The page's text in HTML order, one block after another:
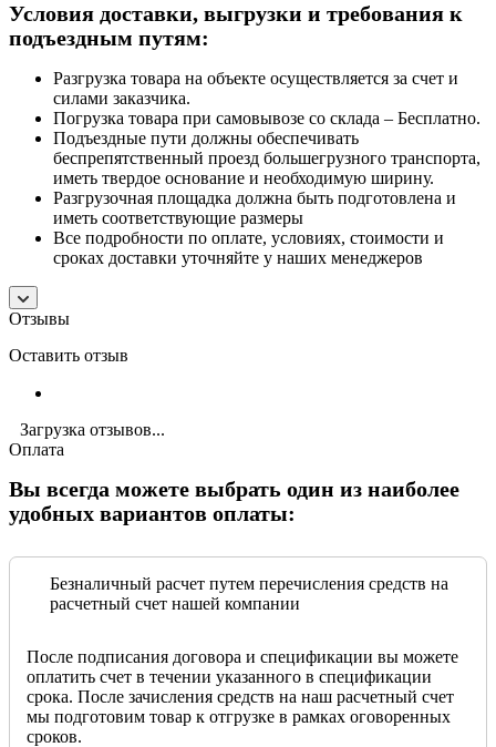
Условия доставки, выгрузки и требования к
подъездным путям:
Разгрузка товара на объекте осуществляется за счет и
силами заказчика.
Погрузка товара при самовывозе со склада – Бесплатно.
Подъездные пути должны обеспечивать
беспрепятственный проезд большегрузного транспорта,
иметь твердое основание и необходимую ширину.
Разгрузочная площадка должна быть подготовлена и
иметь соответствующие размеры
Все подробности по оплате, условиях, стоимости и
сроках доставки уточняйте у наших менеджеров
Отзывы
Оставить отзыв
Загрузка отзывов...
Оплата
Вы всегда можете выбрать один из наиболее
удобных вариантов оплаты:
Безналичный расчет путем перечисления средств на
расчетный счет нашей компании
После подписания договора и спецификации вы можете
оплатить счет в течении указанного в спецификации
срока. После зачисления средств на наш расчетный счет
мы подготовим товар к отгрузке в рамках оговоренных
сроков.